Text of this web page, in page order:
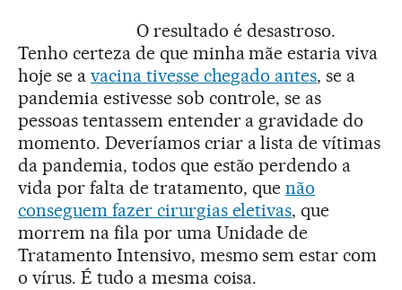
O resultado é desastroso.
Tenho certeza de que minha mãe estaria viva
hoje se a vacina tivesse chegado antes, se a
pandemia estivesse sob controle, se as
pessoas tentassem entender a gravidade do
momento. Deveríamos criar a lista de vítimas
da pandemia, todos que estão perdendo a
vida por falta de tratamento, quenão
conseguem fazer cirurgias eletivas, que
morrem na fila por uma Unidade de
Tratamento Intensivo, mesmo sem estar com
o vírus. É tudo a mesma coisa.